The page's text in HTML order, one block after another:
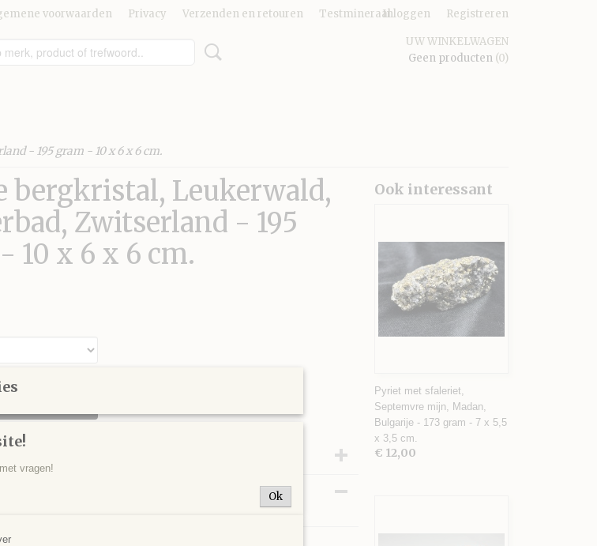
voorwaarden Privacy Verzenden en retouren TestmineraalInloggen Registreren
UW WINKELWAGEN
Geen producten (0)
- 195 gram - 10 x 6 x 6 cm.
bergkristal, Leukerwald,
Zwitserland - 195
10 x 6 x 6 cm.
Ook interessant
Pyriet met sfaleriet,
Septemvre mijn, Madan,
Bulgarije - 173 gram - 7 x 5,5
x 3,5 cm.
€ 12,00
vragen!
Ok